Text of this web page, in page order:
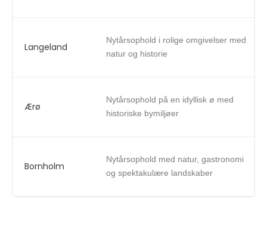
Langeland
Nytårsophold i rolige omgivelser med
natur og historie
Ærø
Nytårsophold på en idyllisk ø med
historiske bymiljøer
Bornholm
Nytårsophold med natur, gastronomi
og spektakulære landskaber